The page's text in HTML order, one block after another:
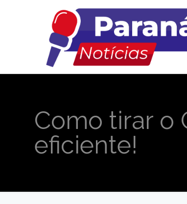
Como tirar o
eficiente!